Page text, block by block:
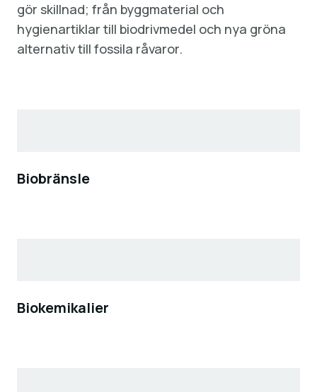
gör skillnad; från byggmaterial och
hygienartiklar till biodrivmedel och nya gröna
alternativ till fossila råvaror.
Biobränsle
Biokemikalier